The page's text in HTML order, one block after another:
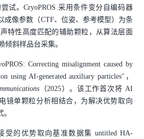
试。CryoPROS 采用条件变分自编码器
成像参数（CTF、位姿、参考模型）为条
特性高度匹配的辅助颗粒，从算法层面
倾斜样品台采集。
Correcting misalignment caused by
using AI-generated auxiliary particles"，
（2025）。该工作首次将 AI
镜单颗粒分析相结合，为解决优势取向
受的优势取向基准数据集 untitled HA-